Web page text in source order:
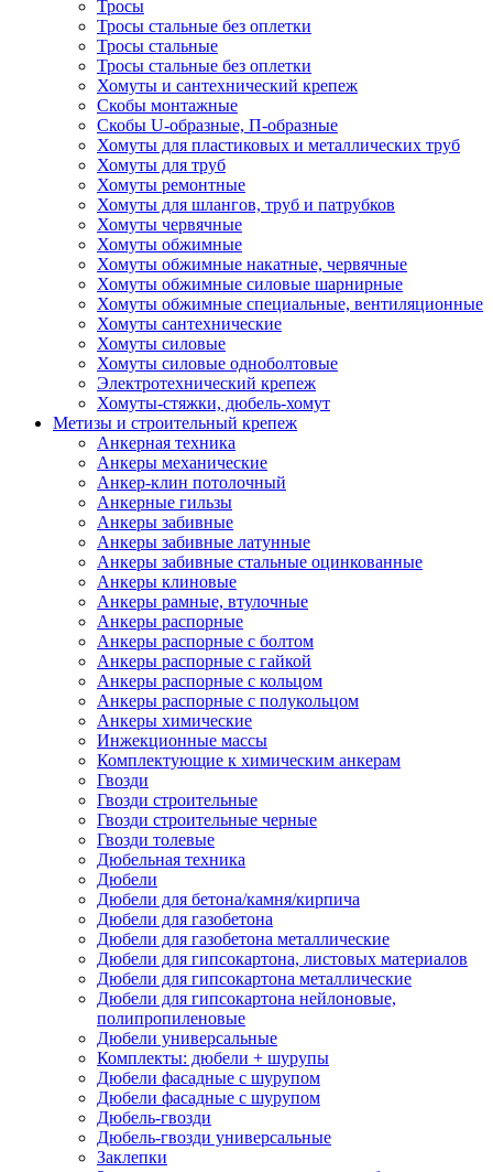
Тросы
Тросы стальные без оплетки
Тросы стальные
Тросы стальные без оплетки
Хомуты и сантехнический крепеж
Скобы монтажные
Скобы U-образные, П-образные
Хомуты для пластиковых и металлических труб
Хомуты для труб
Хомуты ремонтные
Хомуты для шлангов, труб и патрубков
Хомуты червячные
Хомуты обжимные
Хомуты обжимные накатные, червячные
Хомуты обжимные силовые шарнирные
Хомуты обжимные специальные, вентиляционные
Хомуты сантехнические
Хомуты силовые
Хомуты силовые одноболтовые
Электротехнический крепеж
Хомуты-стяжки, дюбель-хомут
Метизы и строительный крепеж
Анкерная техника
Анкеры механические
Анкер-клин потолочный
Анкерные гильзы
Анкеры забивные
Анкеры забивные латунные
Анкеры забивные стальные оцинкованные
Анкеры клиновые
Анкеры рамные, втулочные
Анкеры распорные
Анкеры распорные с болтом
Анкеры распорные с гайкой
Анкеры распорные с кольцом
Анкеры распорные с полукольцом
Анкеры химические
Инжекционные массы
Комплектующие к химическим анкерам
Гвозди
Гвозди строительные
Гвозди строительные черные
Гвозди толевые
Дюбельная техника
Дюбели
Дюбели для бетона/камня/кирпича
Дюбели для газобетона
Дюбели для газобетона металлические
Дюбели для гипсокартона, листовых материалов
Дюбели для гипсокартона металлические
Дюбели для гипсокартона нейлоновые,
полипропиленовые
Дюбели универсальные
Комплекты: дюбели + шурупы
Дюбели фасадные с шурупом
Дюбели фасадные с шурупом
Дюбель-гвозди
Дюбель-гвозди универсальные
Заклепки